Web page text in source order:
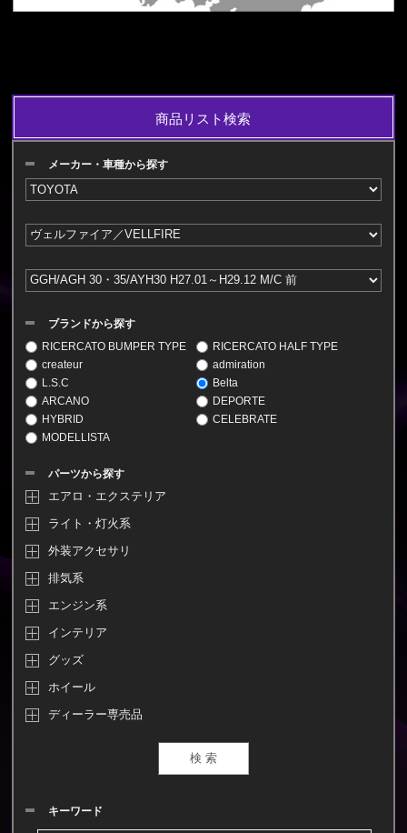
商品リスト検索
メーカー・車種から探す
ブランドから探す
RICERCATO BUMPER TYPE
RICERCATO HALF TYPE
createur
admiration
L.S.C
Belta
ARCANO
DEPORTE
HYBRID
CELEBRATE
MODELLISTA
パーツから探す
エアロ・エクステリア
ライト・灯火系
外装アクセサリ
排気系
エンジン系
インテリア
グッズ
ホイール
ディーラー専売品
キーワード